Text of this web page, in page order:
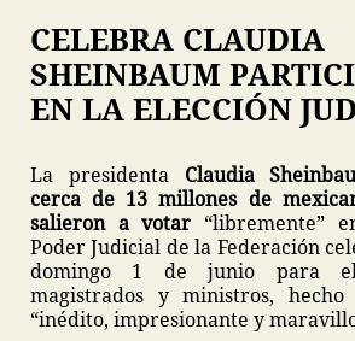
CELEBRA CLAUDIA
SHEINBAUM
EN LA ELECCIÓN
La presidenta Claudia
cerca de 13 millones de
salieron a votar “libremente”
Poder Judicial de la Federación
domingo 1 de junio para
magistrados y ministros,
“inédito, impresionante y